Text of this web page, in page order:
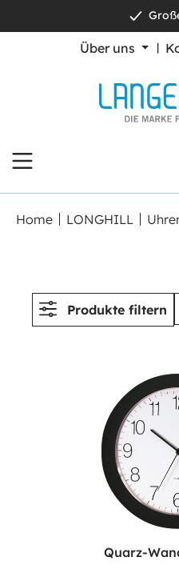
Über uns
Home LONGHILL
Produkte filtern
Quarz-